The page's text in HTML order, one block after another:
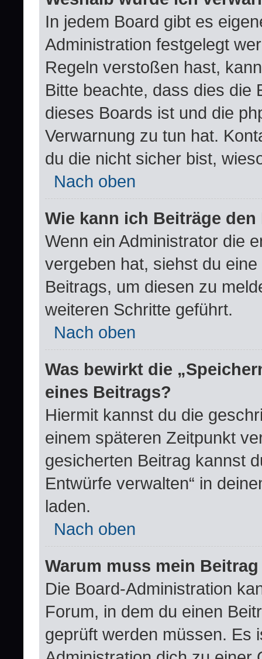
In jedem Board gibt es
Administration festgelegt
Regeln verstoßen hast,
Bitte beachte, dass dies die
dieses Boards ist und die
Verwarnung zu tun hat.
du die nicht sicher bist,
Nach oben
Wie kann ich Beiträge
Wenn ein Administrator die
vergeben hat, siehst du
Beitrags, um diesen zu
weiteren Schritte geführt.
Nach oben
Was bewirkt die
eines Beitrags?
Hiermit kannst du die
einem späteren Zeitpunkt
gesicherten Beitrag kannst
Entwürfe verwalten“ in
laden.
Nach oben
Warum muss mein
Die Board-Administration
Forum, in dem du einen
geprüft werden müssen. Es